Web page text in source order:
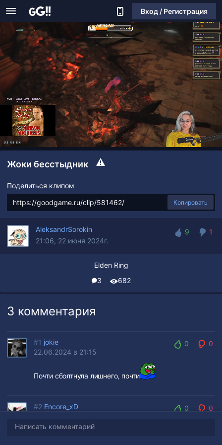
Вход / Регистрация
Жоки бесстыдник
Поделиться клипом
Копировать
AleksandrSorokin
21:06, 22 июня 2024г.
9
1
Elden Ring
3
682
3 комментария
#1 jokie
22.06.2024 в 21:15
0
0
Почти сболтнула лишнего, почти
#2 Encore_xD
0
0
Написать комментарий